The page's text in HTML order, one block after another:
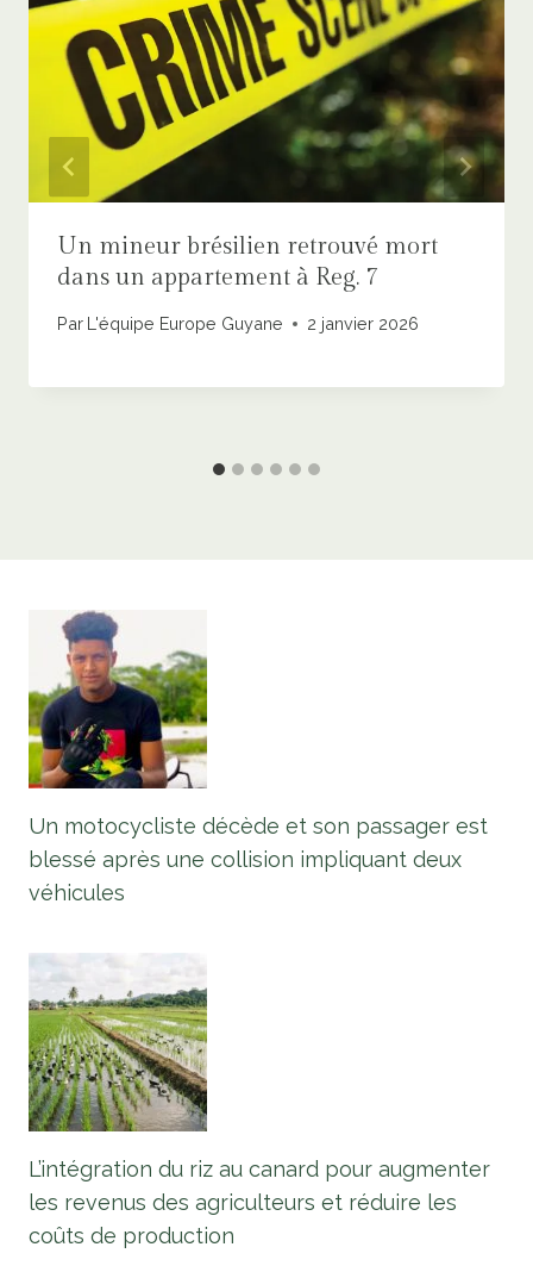
Un mineur brésilien retrouvé mort
dans un appartement à Reg. 7
Par L'équipe Europe Guyane 2 janvier 2026
Un motocycliste décède et son passager est
blessé après une collision impliquant deux
véhicules
L’intégration du riz au canard pour augmenter
les revenus des agriculteurs et réduire les
coûts de production